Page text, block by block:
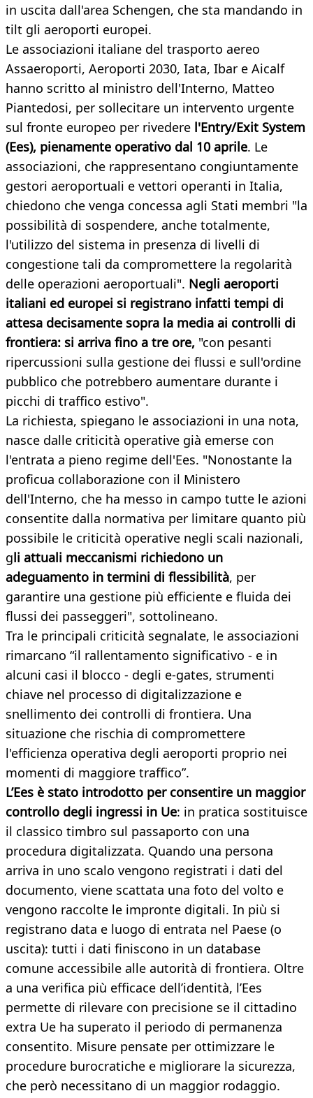
in uscita dall'area Schengen, che sta mandando in
tilt gli aeroporti europei.
Le associazioni italiane del trasporto aereo
Assaeroporti, Aeroporti 2030, Iata, Ibar e Aicalf
hanno scritto al ministro dell'Interno, Matteo
Piantedosi, per sollecitare un intervento urgente
sul fronte europeo per rivedere l'Entry/Exit System
(Ees), pienamente operativo dal 10 aprile. Le
associazioni, che rappresentano congiuntamente
gestori aeroportuali e vettori operanti in Italia,
chiedono che venga concessa agli Stati membri "la
possibilità di sospendere, anche totalmente,
l'utilizzo del sistema in presenza di livelli di
congestione tali da compromettere la regolarità
delle operazioni aeroportuali". Negli aeroporti
italiani ed europei si registrano infatti tempi di
attesa decisamente sopra la media ai controlli di
frontiera: si arriva fino a tre ore, "con pesanti
ripercussioni sulla gestione dei flussi e sull'ordine
pubblico che potrebbero aumentare durante i
picchi di traffico estivo".
La richiesta, spiegano le associazioni in una nota,
nasce dalle criticità operative già emerse con
l'entrata a pieno regime dell'Ees. "Nonostante la
proficua collaborazione con il Ministero
dell'Interno, che ha messo in campo tutte le azioni
consentite dalla normativa per limitare quanto più
possibile le criticità operative negli scali nazionali,
gli attuali meccanismi richiedono un
adeguamento in termini di flessibilità, per
garantire una gestione più efficiente e fluida dei
flussi dei passeggeri", sottolineano.
Tra le principali criticità segnalate, le associazioni
rimarcano “il rallentamento significativo - e in
alcuni casi il blocco - degli e-gates, strumenti
chiave nel processo di digitalizzazione e
snellimento dei controlli di frontiera. Una
situazione che rischia di compromettere
l'efficienza operativa degli aeroporti proprio nei
momenti di maggiore traffico”.
L’Ees è stato introdotto per consentire un maggior
controllo degli ingressi in Ue: in pratica sostituisce
il classico timbro sul passaporto con una
procedura digitalizzata. Quando una persona
arriva in uno scalo vengono registrati i dati del
documento, viene scattata una foto del volto e
vengono raccolte le impronte digitali. In più si
registrano data e luogo di entrata nel Paese (o
uscita): tutti i dati finiscono in un database
comune accessibile alle autorità di frontiera. Oltre
a una verifica più efficace dell’identità, l’Ees
permette di rilevare con precisione se il cittadino
extra Ue ha superato il periodo di permanenza
consentito. Misure pensate per ottimizzare le
procedure burocratiche e migliorare la sicurezza,
che però necessitano di un maggior rodaggio.